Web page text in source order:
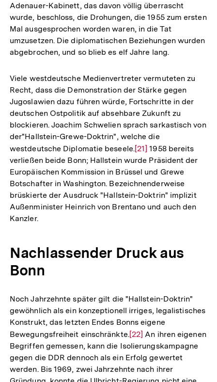
Adenauer-Kabinett, das davon völlig überrascht
wurde, beschloss, die Drohungen, die 1955 zum ersten
Mal ausgesprochen worden waren, in die Tat
umzusetzen. Die diplomatischen Beziehungen wurden
abgebrochen, und so blieb es elf Jahre lang.
Viele westdeutsche Medienvertreter vermuteten zu
Recht, dass die Demonstration der Stärke gegen
Jugoslawien dazu führen würde, Fortschritte in der
deutschen Ostpolitik auf absehbare Zukunft zu
blockieren. Joachim Schwelien sprach sarkastisch von
der"Hallstein-Grewe-Doktrin", welche die
westdeutsche Diplomatie beseele.Zur
Auflösung
der
Fußnote
[21] 1958 bereits
verließen beide Bonn; Hallstein wurde Präsident der
Europäischen Kommission in Brüssel und Grewe
Botschafter in Washington. Bezeichnenderweise
brüskierte der Ausdruck "Hallstein-Doktrin" implizit
Außenminister Heinrich von Brentano und auch den
Kanzler.
Nachlassender Druck aus
Bonn
Noch Jahrzehnte später gilt die "Hallstein-Doktrin"
gewöhnlich als ein konzeptionell irriges, legalistisches
Konstrukt, das letzten Endes Bonns eigene
Bewegungsfreiheit einschränkte.Zur
Auflösung
der
Fußnote
[22] An ihren eigenen
Begriffen gemessen, kann die Isolierungskampagne
gegen die DDR dennoch als ein Erfolg gewertet
werden. Bis 1969, zwei Jahrzehnte nach ihrer